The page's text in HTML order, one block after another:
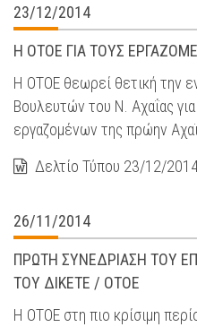
23/12/2014
Η ΟΤΟΕ ΓΙΑ ΤΟΥΣ
Η ΟΤΟΕ θεωρεί θετική την
Βουλευτών του Ν. Αχαΐας
εργαζομένων της πρώην
Δελτίο Τύπου 23/12/
26/11/2014
ΠΡΩΤΗ ΣΥΝΕΔΡΙΑΣΗ ΤΟΥ
ΤΟΥ ΔΙΚΕΤΕ / ΟΤΟΕ
Η ΟΤΟΕ στη πιο κρίσιμη